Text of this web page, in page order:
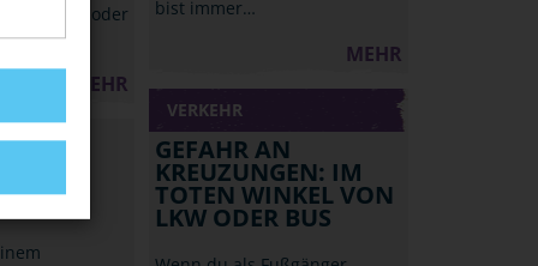
Bahnhofs oder
MEHR
bist immer…
MEHR
VERKEHR
GEFAHR AN
KREUZUNGEN: IM
TOTEN WINKEL VON
LKW ODER BUS